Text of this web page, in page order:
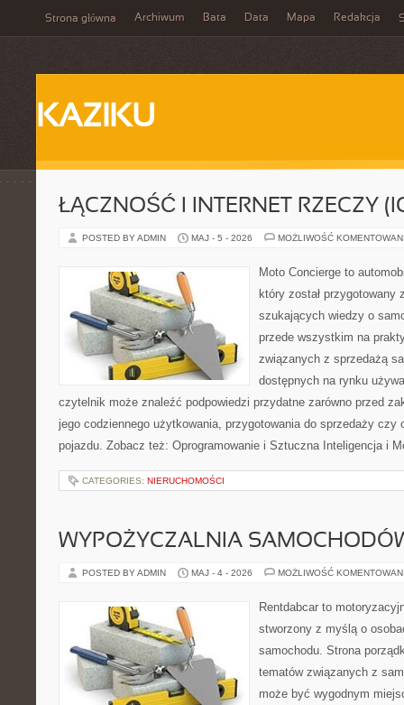
Strona główna Archiwum Bata Data Mapa Redakcja
KAZIKU
ŁĄCZNOŚĆ I INTERNET RZECZY
POSTED BY ADMIN MAJ - 5 - 2026 MOŻLIWOŚĆ
Moto Concierge to
który został przygotowany
szukających wiedzy o
przede wszystkim na
związanych z sprzedażą
dostępnych na rynku
czytelnik może znaleźć podpowiedzi przydatne zarówno przed
jego codziennego użytkowania, przygotowania do sprzedaży czy
pojazdu. Zobacz też: Oprogramowanie i Sztuczna Inteligencja i
CATEGORIES: NIERUCHOMOŚCI
WYPOŻYCZALNIA
POSTED BY ADMIN MAJ - 4 - 2026 MOŻLIWOŚĆ
Rentdabcar to
stworzony z myślą o
samochodu. Strona
tematów związanych z
może być wygodnym